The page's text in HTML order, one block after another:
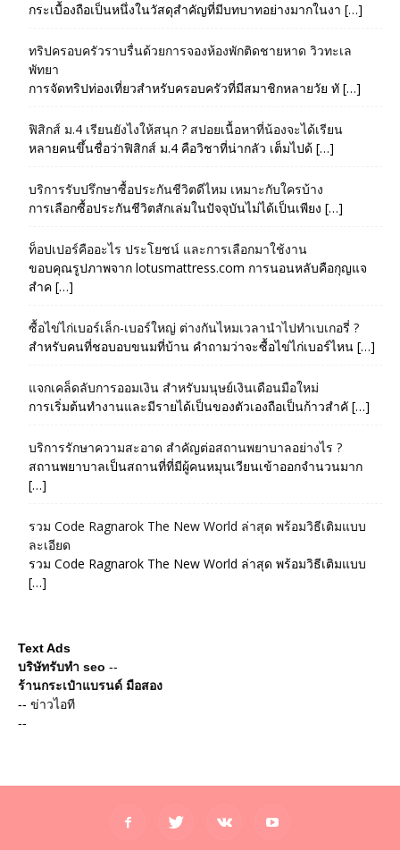
กระเบื้องถือเป็นหนึ่งในวัสดุสำคัญที่มีบทบาทอย่างมากในงา […]
ทริปครอบครัวราบรื่นด้วยการจองห้องพักติดชายหาด วิวทะเล
พัทยา
การจัดทริปท่องเที่ยวสำหรับครอบครัวที่มีสมาชิกหลายวัย ทั […]
ฟิสิกส์ ม.4 เรียนยังไงให้สนุก ? สปอยเนื้อหาที่น้องจะได้เรียน
หลายคนขึ้นชื่อว่าฟิสิกส์ ม.4 คือวิชาที่น่ากลัว เต็มไปด้ […]
บริการรับปรึกษาซื้อประกันชีวิตดีไหม เหมาะกับใครบ้าง
การเลือกซื้อประกันชีวิตสักเล่มในปัจจุบันไม่ได้เป็นเพียง […]
ท็อปเปอร์คืออะไร ประโยชน์ และการเลือกมาใช้งาน
ขอบคุณรูปภาพจาก lotusmattress.com การนอนหลับคือกุญแจ
สำค […]
ซื้อไข่ไก่เบอร์เล็ก-เบอร์ใหญ่ ต่างกันไหมเวลานำไปทำเบเกอรี่ ?
สำหรับคนที่ชอบอบขนมที่บ้าน คำถามว่าจะซื้อไข่ไก่เบอร์ไหน […]
แจกเคล็ดลับการออมเงิน สำหรับมนุษย์เงินเดือนมือใหม่
การเริ่มต้นทำงานและมีรายได้เป็นของตัวเองถือเป็นก้าวสำคั […]
บริการรักษาความสะอาด สำคัญต่อสถานพยาบาลอย่างไร ?
สถานพยาบาลเป็นสถานที่ที่มีผู้คนหมุนเวียนเข้าออกจำนวนมาก
[…]
รวม Code Ragnarok The New World ล่าสุด พร้อมวิธีเติมแบบ
ละเอียด
รวม Code Ragnarok The New World ล่าสุด พร้อมวิธีเติมแบบ
[…]
Text Ads
บริษัทรับทำ seo --
ร้านกระเป๋าแบรนด์ มือสอง
-- ข่าวไอที
--